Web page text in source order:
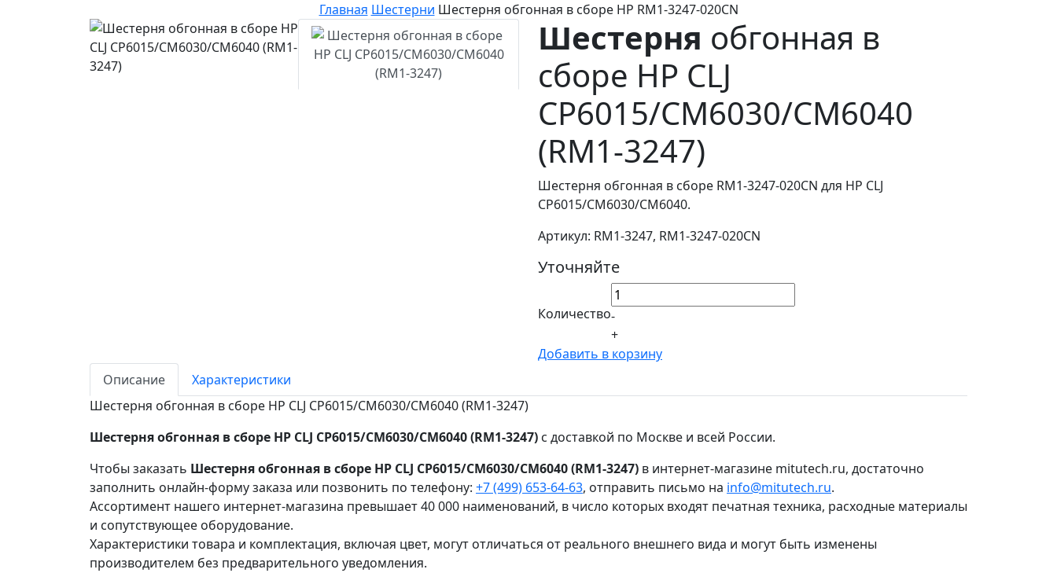
Главная Шестерни Шестерня обгонная в сборе HP RM1-3247-020CN
Шестерня обгонная в
сборе HP CLJ
CP6015/CM6030/CM6040
(RM1-3247)
Шестерня обгонная в сборе RM1-3247-020CN для HP CLJ
CP6015/CM6030/CM6040.
Артикул: RM1-3247, RM1-3247-020CN
Уточняйте
Количество-
+
Добавить в корзину
Описание
Характеристики
Шестерня обгонная в сборе HP CLJ CP6015/CM6030/CM6040 (RM1-3247)
Шестерня обгонная в сборе HP CLJ CP6015/CM6030/CM6040 (RM1-3247) с доставкой по Москве и всей России.
Чтобы заказать Шестерня обгонная в сборе HP CLJ CP6015/CM6030/CM6040 (RM1-3247) в интернет-магазине mitutech.ru, достаточно
заполнить онлайн-форму заказа или позвонить по телефону: +7 (499) 653-64-63, отправить письмо на info@mitutech.ru.
Ассортимент нашего интернет-магазина превышает 40 000 наименований, в число которых входят печатная техника, расходные материалы
и сопутствующее оборудование.
Характеристики товара и комплектация, включая цвет, могут отличаться от реального внешнего вида и могут быть изменены
производителем без предварительного уведомления.